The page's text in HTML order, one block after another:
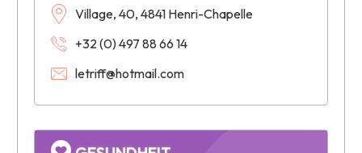
Village, 40, 4841 Henri-Chapelle
+32 (0) 497 88 66 14
letriff@hotmail.com